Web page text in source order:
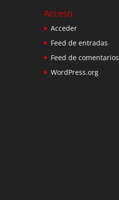
Acceso
Acceder
Feed de entradas
Feed de comentarios
WordPress.org